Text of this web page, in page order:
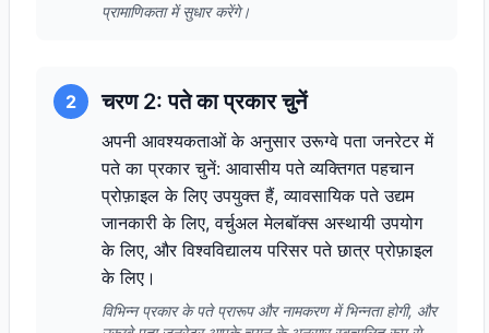
प्रामाणिकता में सुधार करेंगे।
2 चरण 2: पते का प्रकार चुनें
अपनी आवश्यकताओं के अनुसार उरूग्वे पता जनरेटर में
पते का प्रकार चुनें: आवासीय पते व्यक्तिगत पहचान
प्रोफ़ाइल के लिए उपयुक्त हैं, व्यावसायिक पते उद्यम
जानकारी के लिए, वर्चुअल मेलबॉक्स अस्थायी उपयोग
के लिए, और विश्वविद्यालय परिसर पते छात्र प्रोफ़ाइल
के लिए।
विभिन्न प्रकार के पते प्रारूप और नामकरण में भिन्नता होगी, और